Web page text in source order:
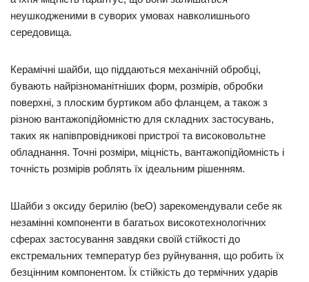
неушкодженими в суворих умовах навколишнього
середовища.
Керамічні шайби, що піддаються механічній обробці,
бувають найрізноманітніших форм, розмірів, обробки
поверхні, з плоским буртиком або фланцем, а також з
різною вантажопідйомністю для складних застосувань,
таких як напівпровідникові пристрої та високовольтне
обладнання. Точні розміри, міцність, вантажопідйомність і
точність розмірів роблять їх ідеальним рішенням.
Шайби з оксиду берилію (beO) зарекомендували себе як
незамінні компоненти в багатьох високотехнологічних
сферах застосування завдяки своїй стійкості до
екстремальних температур без руйнування, що робить їх
безцінним компонентом. Їх стійкість до термічних ударів